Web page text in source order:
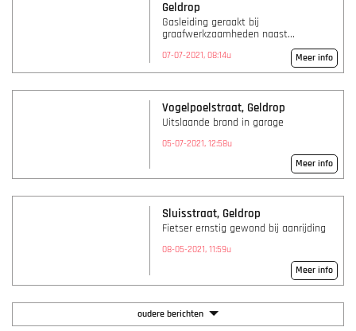
Geldrop
Gasleiding geraakt bij
graafwerkzaamheden naast...
07-07-2021, 08:14u Meer info
Vogelpoelstraat, Geldrop
Uitslaande brand in garage
05-07-2021, 12:58u
Meer info
Sluisstraat, Geldrop
Fietser ernstig gewond bij aanrijding
08-05-2021, 11:59u
Meer info
oudere berichten